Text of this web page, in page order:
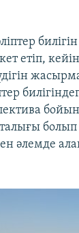
етіп,
болып
әлемде